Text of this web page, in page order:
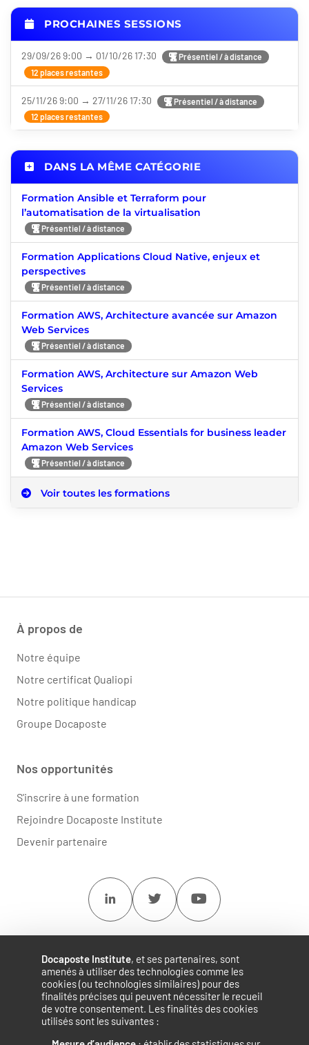
Docaposte Institute, et ses partenaires, sont
amenés à utiliser des technologies comme les
cookies (ou technologies similaires) pour des
finalités précises qui peuvent nécessiter le recueil
de votre consentement. Les finalités des cookies
utilisés sont les suivantes :
PROCHAINES SESSIONS
29/09/26 9:00 → 01/10/26 17:30
Présentiel / à distance
12 places restantes
25/11/26 9:00 → 27/11/26 17:30
Présentiel / à distance
12 places restantes
DANS LA MÊME CATÉGORIE
Formation Ansible et Terraform pour
l’automatisation de la virtualisation
Présentiel / à distance
Formation Applications Cloud Native, enjeux et
perspectives
Présentiel / à distance
Formation AWS, Architecture avancée sur Amazon
Web Services
Présentiel / à distance
Formation AWS, Architecture sur Amazon Web
Services
Présentiel / à distance
Formation AWS, Cloud Essentials for business leader
Amazon Web Services
Présentiel / à distance
Voir toutes les formations
À propos de
Notre équipe
Notre certificat Qualiopi
Notre politique handicap
Groupe Docaposte
Nos opportunités
S'inscrire à une formation
Rejoindre Docaposte Institute
Devenir partenaire
Linkedin Twitter Youtube